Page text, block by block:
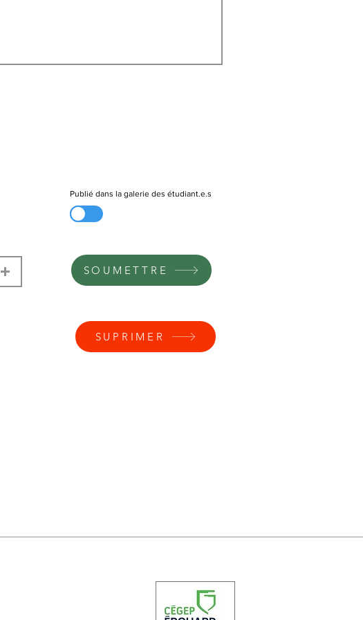
Publié dans la galerie des étudiant.e.s
SOUMETTRE
SUPRIMER